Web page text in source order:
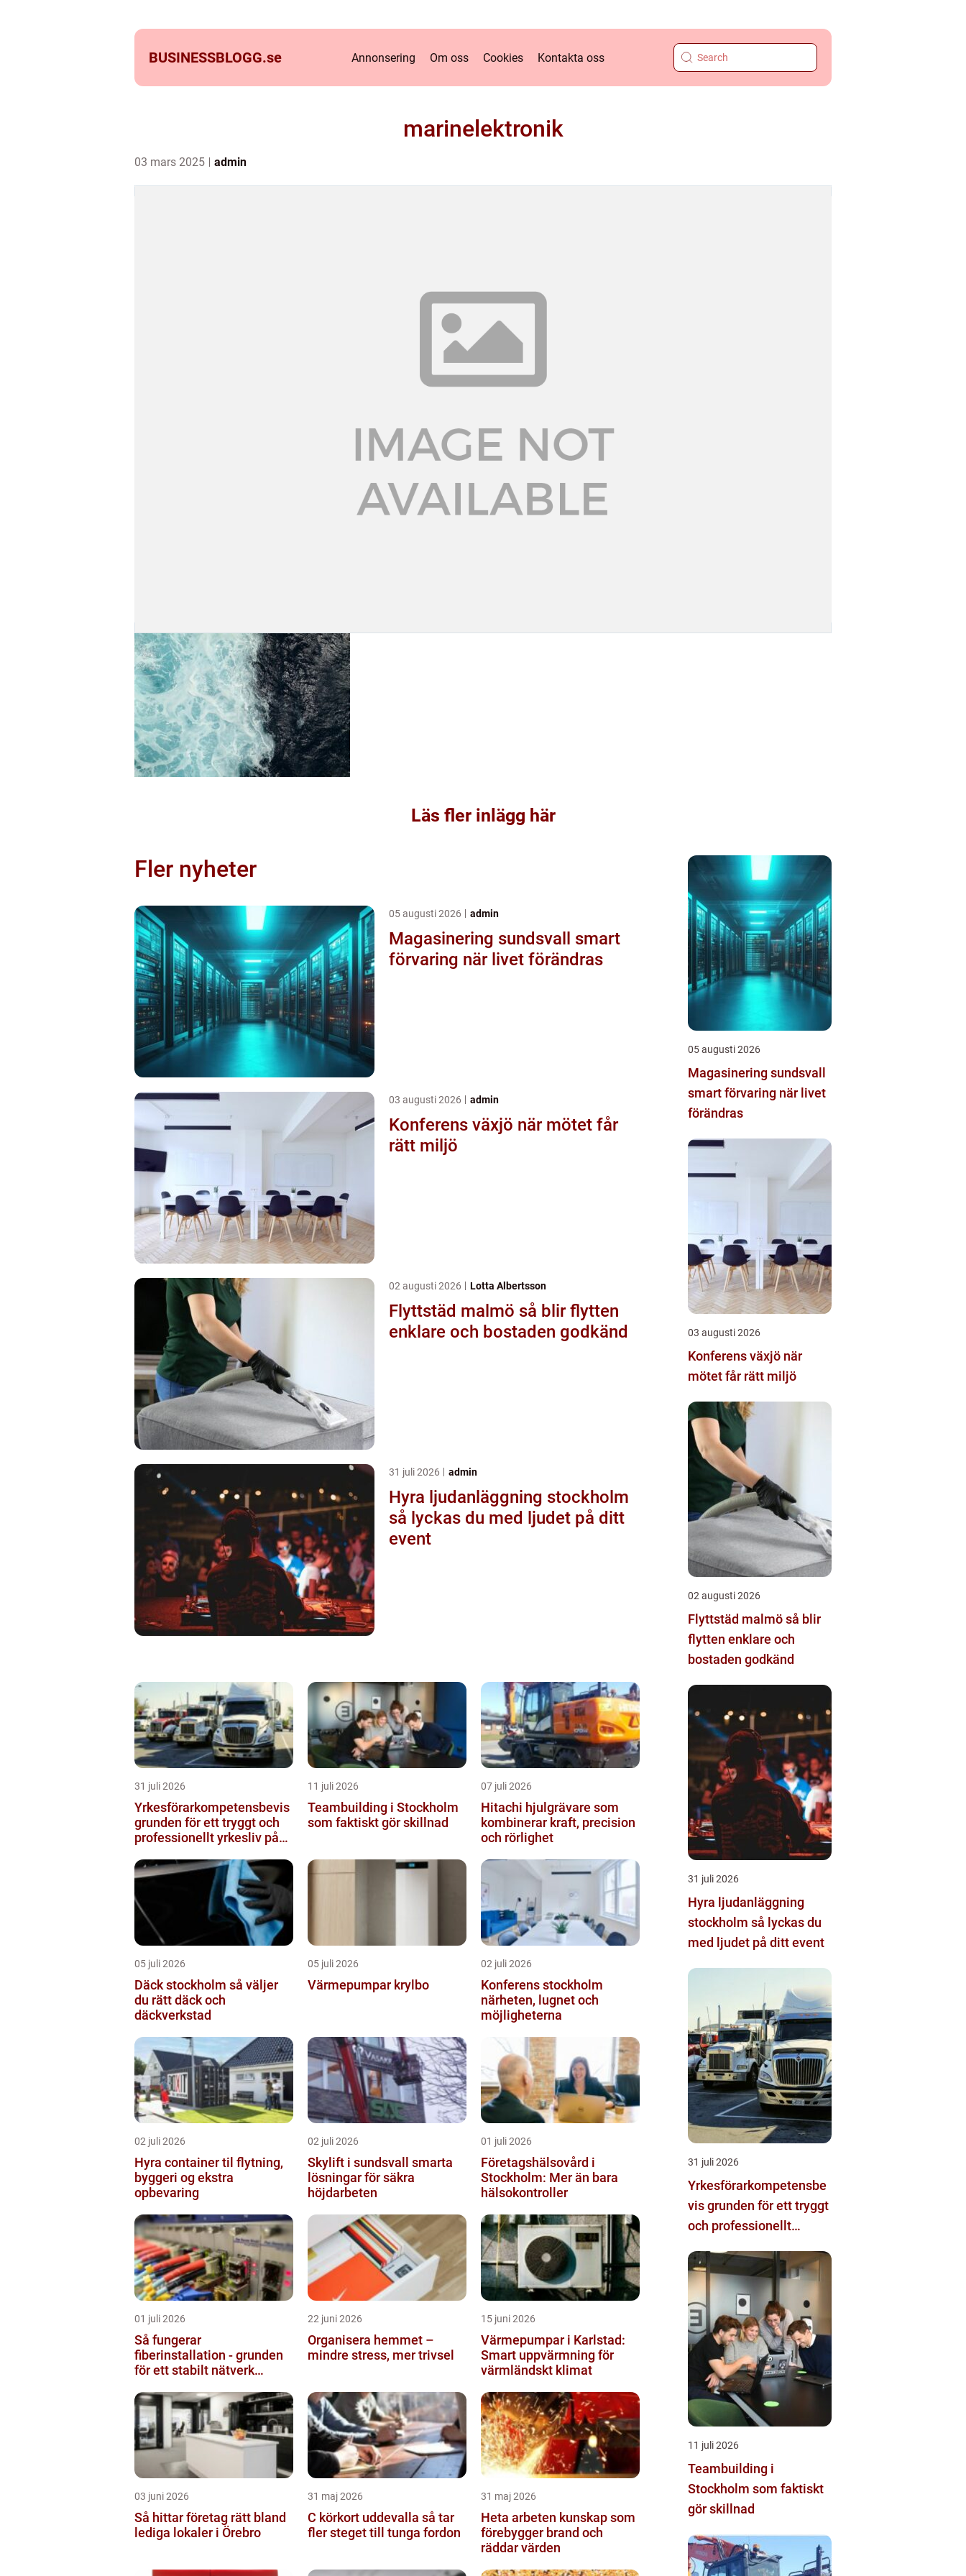
BUSINESSBLOGG.se Annonsering Om oss Cookies Kontakta oss
marinelektronik
03 mars 2025 admin
Läs fler inlägg här
Fler nyheter
05 augusti 2026 admin
Magasinering sundsvall smart
förvaring när livet förändras
03 augusti 2026 admin
Konferens växjö när mötet får
rätt miljö
02 augusti 2026 Lotta Albertsson
Flyttstäd malmö så blir flytten
enklare och bostaden godkänd
31 juli 2026 admin
Hyra ljudanläggning stockholm
så lyckas du med ljudet på ditt
event
31 juli 2026
Yrkesförarkompetensbevis
grunden för ett tryggt och
professionellt yrkesliv på
11 juli 2026
Teambuilding i Stockholm
som faktiskt gör skillnad
07 juli 2026
Hitachi hjulgrävare som
kombinerar kraft, precision
och rörlighet
05 juli 2026
Däck stockholm så väljer
du rätt däck och
däckverkstad
05 juli 2026
Värmepumpar krylbo
02 juli 2026
Konferens stockholm
närheten, lugnet och
möjligheterna
02 juli 2026
Hyra container til flytning,
byggeri og ekstra
opbevaring
02 juli 2026
Skylift i sundsvall smarta
lösningar för säkra
höjdarbeten
01 juli 2026
Företagshälsovård i
Stockholm: Mer än bara
hälsokontroller
01 juli 2026
Så fungerar
fiberinstallation - grunden
för ett stabilt nätverk
22 juni 2026
Organisera hemmet –
mindre stress, mer trivsel
15 juni 2026
Värmepumpar i Karlstad:
Smart uppvärmning för
värmländskt klimat
03 juni 2026
Så hittar företag rätt bland
lediga lokaler i Örebro
31 maj 2026
C körkort uddevalla så tar
fler steget till tunga fordon
31 maj 2026
Heta arbeten kunskap som
förebygger brand och
räddar värden
05 augusti 2026
Magasinering sundsvall
smart förvaring när livet
förändras
03 augusti 2026
Konferens växjö när
mötet får rätt miljö
02 augusti 2026
Flyttstäd malmö så blir
flytten enklare och
bostaden godkänd
31 juli 2026
Hyra ljudanläggning
stockholm så lyckas du
med ljudet på ditt event
31 juli 2026
Yrkesförarkompetensbe
vis grunden för ett tryggt
och professionellt
11 juli 2026
Teambuilding i
Stockholm som faktiskt
gör skillnad